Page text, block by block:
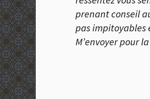
prenant conseil
pas impitoyables
M’envoyer pour